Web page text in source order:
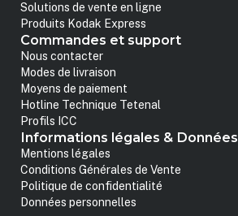
Solutions de vente en ligne
Produits Kodak Express
Commandes et support
Nous contacter
Modes de livraison
Moyens de paiement
Hotline Technique Tetenal
Profils ICC
Informations légales & Données
Mentions légales
Conditions Générales de Vente
Politique de confidentialité
Données personnelles